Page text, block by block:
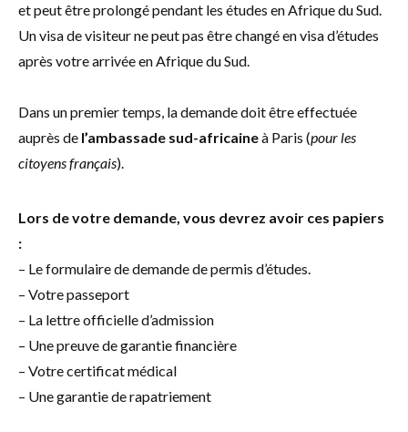
et peut être prolongé pendant les études en Afrique du Sud.
Un visa de visiteur ne peut pas être changé en visa d’études
après votre arrivée en Afrique du Sud.
Dans un premier temps, la demande doit être effectuée
auprès de l’ambassade sud-africaineà Paris (pour les
citoyens français).
Lors de votre demande, vous devrez avoir ces papiers
:
– Le formulaire de demande de permis d’études.
– Votre passeport
– La lettre officielle d’admission
– Une preuve de garantie financière
– Votre certificat médical
– Une garantie de rapatriement